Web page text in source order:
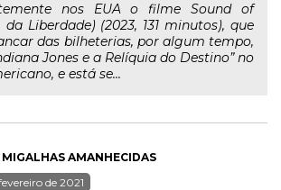
nos EUA o filme Sound of
Liberdade) (2023, 131 minutos), que
das bilheterias, por algum tempo,
Jones e a Relíquia do Destino” no
e está se...
MIGALHAS AMANHECIDAS
de 2021